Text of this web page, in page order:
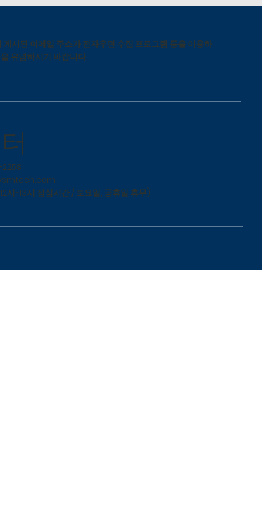
시된 이메일 주소가 전자우편 수집 프로그램 등을 이용하
유념하시기 바랍니다.
시~13시 점심시간 / 토요일, 공휴일 휴무)